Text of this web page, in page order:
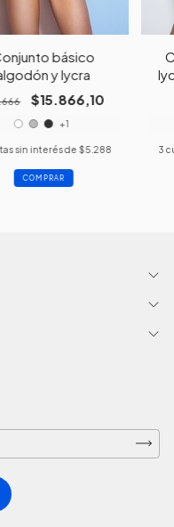
básico
y lycra
$15.866,10
+1
sin interés de $5.288
COMPRAR
3